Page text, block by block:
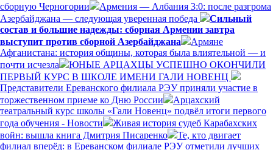
сборную Черногории
Армения — Албания 3:0: после разгрома
Азербайджана — следующая уверенная победа
Сильный
состав и большие надежды: сборная Армении завтра
выступит против сборной Азербайджана
Армяне
Афганистана: история общины, которая была влиятельной — и
почти исчезла
ЮНЫЕ АРЦАХЦЫ УСПЕШНО ОКОНЧИЛИ
ПЕРВЫЙ КУРС В ШКОЛЕ ИМЕНИ ГАЛИ НОВЕНЦ
Представители Ереванского филиала РЭУ приняли участие в
торжественном приеме ко Дню России
Арцахский
театральный курс школы «Гали Новенц» подвёл итоги первого
года обучения - Новости
Живая история судеб Карабахских
войн: вышла книга Дмитрия Писаренко
Те, кто двигает
филиал вперёд: в Ереванском филиале РЭУ отметили лучших